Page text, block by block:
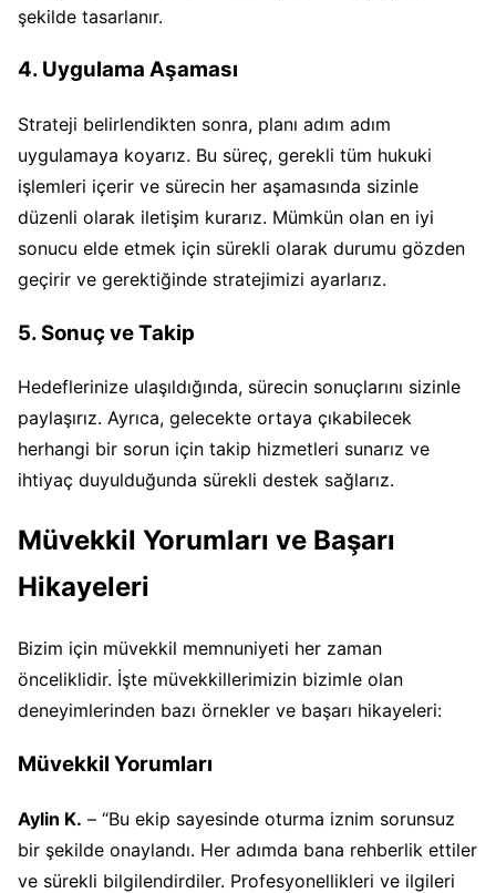
şekilde tasarlanır.
4. Uygulama Aşaması
Strateji belirlendikten sonra, planı adım adım
uygulamaya koyarız. Bu süreç, gerekli tüm hukuki
işlemleri içerir ve sürecin her aşamasında sizinle
düzenli olarak iletişim kurarız. Mümkün olan en iyi
sonucu elde etmek için sürekli olarak durumu gözden
geçirir ve gerektiğinde stratejimizi ayarlarız.
5. Sonuç ve Takip
Hedeflerinize ulaşıldığında, sürecin sonuçlarını sizinle
paylaşırız. Ayrıca, gelecekte ortaya çıkabilecek
herhangi bir sorun için takip hizmetleri sunarız ve
ihtiyaç duyulduğunda sürekli destek sağlarız.
Müvekkil Yorumları ve Başarı
Hikayeleri
Bizim için müvekkil memnuniyeti her zaman
önceliklidir. İşte müvekkillerimizin bizimle olan
deneyimlerinden bazı örnekler ve başarı hikayeleri:
Müvekkil Yorumları
Aylin K. – “Bu ekip sayesinde oturma iznim sorunsuz
bir şekilde onaylandı. Her adımda bana rehberlik ettiler
ve sürekli bilgilendirdiler. Profesyonellikleri ve ilgileri